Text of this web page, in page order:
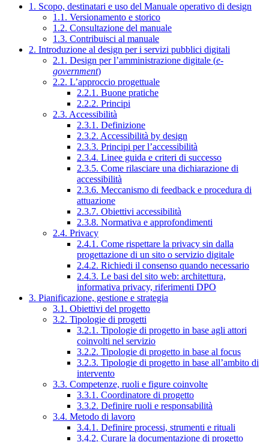
1. Scopo, destinatari e uso del Manuale operativo di design
1.1. Versionamento e storico
1.2. Consultazione del manuale
1.3. Contribuisci al manuale
2. Introduzione al design per i servizi pubblici digitali
2.1. Design per l’amministrazione digitale (e-
government)
2.2. L’approccio progettuale
2.2.1. Buone pratiche
2.2.2. Principi
2.3. Accessibilità
2.3.1. Definizione
2.3.2. Accessibilità by design
2.3.3. Principi per l’accessibilità
2.3.4. Linee guida e criteri di successo
2.3.5. Come rilasciare una dichiarazione di
accessibilità
2.3.6. Meccanismo di feedback e procedura di
attuazione
2.3.7. Obiettivi accessibilità
2.3.8. Normativa e approfondimenti
2.4. Privacy
2.4.1. Come rispettare la privacy sin dalla
progettazione di un sito o servizio digitale
2.4.2. Richiedi il consenso quando necessario
2.4.3. Le basi del sito web: architettura,
informativa privacy, riferimenti DPO
3. Pianificazione, gestione e strategia
3.1. Obiettivi del progetto
3.2. Tipologie di progetti
3.2.1. Tipologie di progetto in base agli attori
coinvolti nel servizio
3.2.2. Tipologie di progetto in base al focus
3.2.3. Tipologie di progetto in base all’ambito di
intervento
3.3. Competenze, ruoli e figure coinvolte
3.3.1. Coordinatore di progetto
3.3.2. Definire ruoli e responsabilità
3.4. Metodo di lavoro
3.4.1. Definire processi, strumenti e rituali
3.4.2. Curare la documentazione di progetto